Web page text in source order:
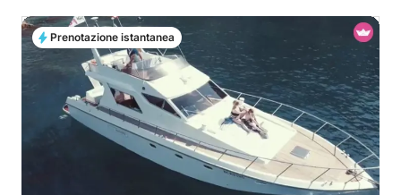
Prenotazione istantanea